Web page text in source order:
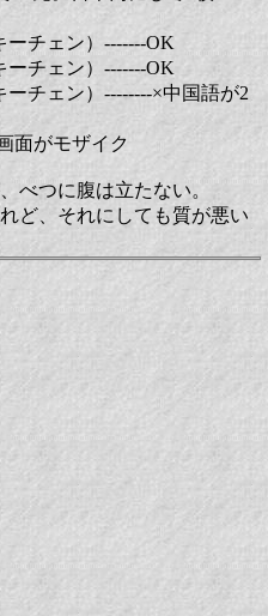
チェン）-------OK
チェン）-------OK
チェン）--------×中国語が2
がモザイク
べつに腹は立たない。
ど、それにしても質が悪い